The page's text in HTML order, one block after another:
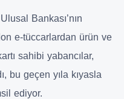
Bankası’nın
e-tüccarlardan ürün ve
sahibi yabancılar,
bu geçen yıla kıyasla
ediyor.